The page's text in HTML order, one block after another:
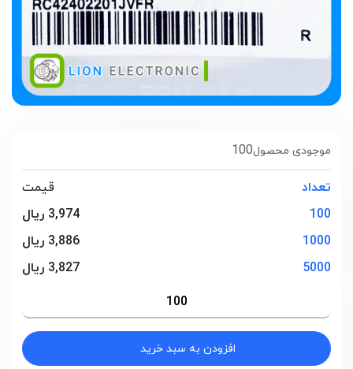
100موجودی محصول
تعداد
قیمت
100
3,974 ریال
1000
3,886 ریال
5000
3,827 ریال
افزودن به سبد خرید